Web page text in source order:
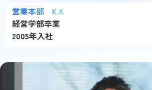
営業本部 K.K
経営学部卒業
2005年入社